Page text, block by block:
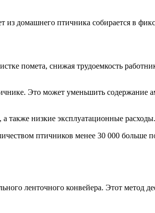
из домашнего птичника собирается в
помета, снижая трудоемкость
Это может уменьшить содержание
также низкие эксплуатационные расходы.
птичников менее 30 000 больше
ленточного конвейера. Этот метод